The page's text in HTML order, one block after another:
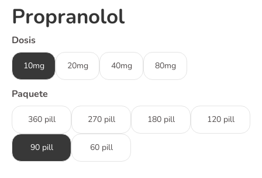
Propranolol
Dosis
10mg 20mg 40mg 80mg
Paquete
360 pill 270 pill 180 pill 120 pill
90 pill 60 pill